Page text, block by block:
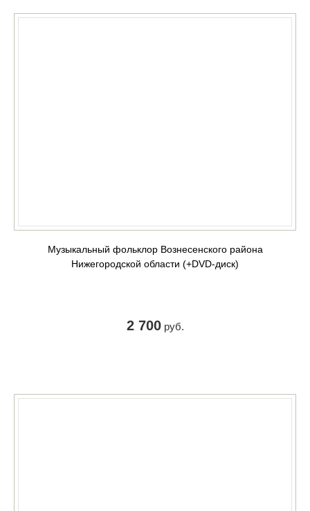
Музыкальный фольклор Вознесенского района
Нижегородской области (+DVD-диск)
2 700руб.